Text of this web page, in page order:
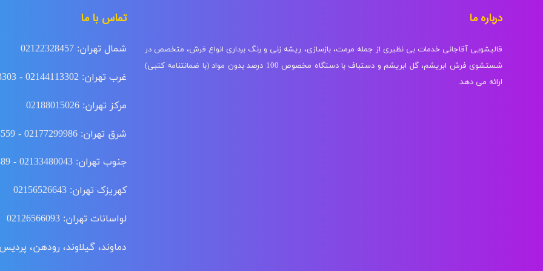
درباره ما
قالیشویی آقاجانی خدمات بی نظیری از جمله مرمت، بازسازی، ریشه زنی و رنگ برداری انواع فرش، متخصص در
شستشوی فرش ابریشم، گل ابریشم و دستباف با دستگاه مخصوص 100 درصد بدون مواد (با ضمانتنامه کتبی)
ارائه می دهد.
تماس با ما
شمال تهران: 02122328457
غرب تهران: 02144113302 - 02144113303
مرکز تهران: 02188015026
شرق تهران: 02177299986 - 02177294559
جنوب تهران: 02133480043 - 02155915489 - 02166350516
کهریزک تهران: 02156526643
لواسانات تهران: 02126566093
دماوند، گیلاوند، رودهن، پردیس: 02176342188 - 02176343188 -